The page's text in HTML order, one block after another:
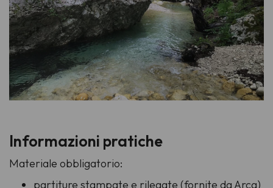
Informazioni pratiche
Materiale obbligatorio:
partiture stampate e rilegate (fornite da Arca)